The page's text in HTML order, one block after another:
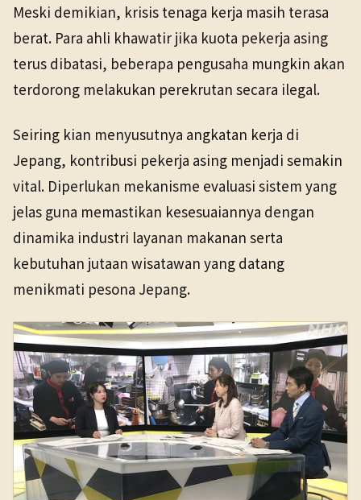
Meski demikian, krisis tenaga kerja masih terasa
berat. Para ahli khawatir jika kuota pekerja asing
terus dibatasi, beberapa pengusaha mungkin akan
terdorong melakukan perekrutan secara ilegal.
Seiring kian menyusutnya angkatan kerja di
Jepang, kontribusi pekerja asing menjadi semakin
vital. Diperlukan mekanisme evaluasi sistem yang
jelas guna memastikan kesesuaiannya dengan
dinamika industri layanan makanan serta
kebutuhan jutaan wisatawan yang datang
menikmati pesona Jepang.